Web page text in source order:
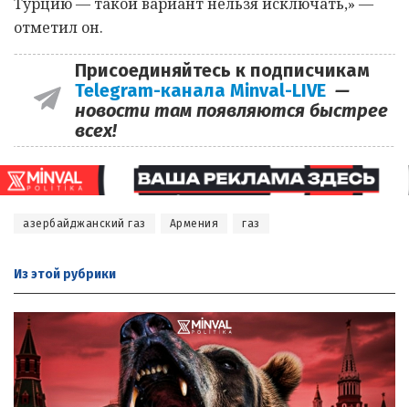
Турцию — такой вариант нельзя исключать,» —
отметил он.
Присоединяйтесь к подписчикам
Telegram-канала Minval-LIVE —
новости там появляются быстрее
всех!
азербайджанский газ Армения газ
Из этой рубрики